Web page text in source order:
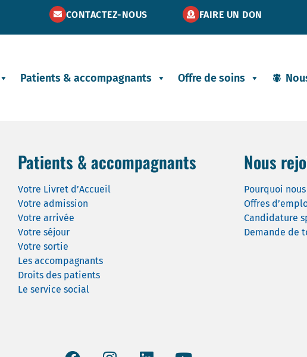
CONTACTEZ-NOUS FAIRE UN DON
Patients & accompagnants Offre de soins
Patients & accompagnants
Votre Livret d’Accueil
Votre admission
Votre arrivée
Votre séjour
Votre sortie
Les accompagnants
Droits des patients
Le service social
Nous
Pourquoi
Offres
Candidature
Demande de